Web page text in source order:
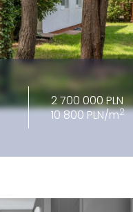
2 700 000 PLN
10 800 PLN/m2